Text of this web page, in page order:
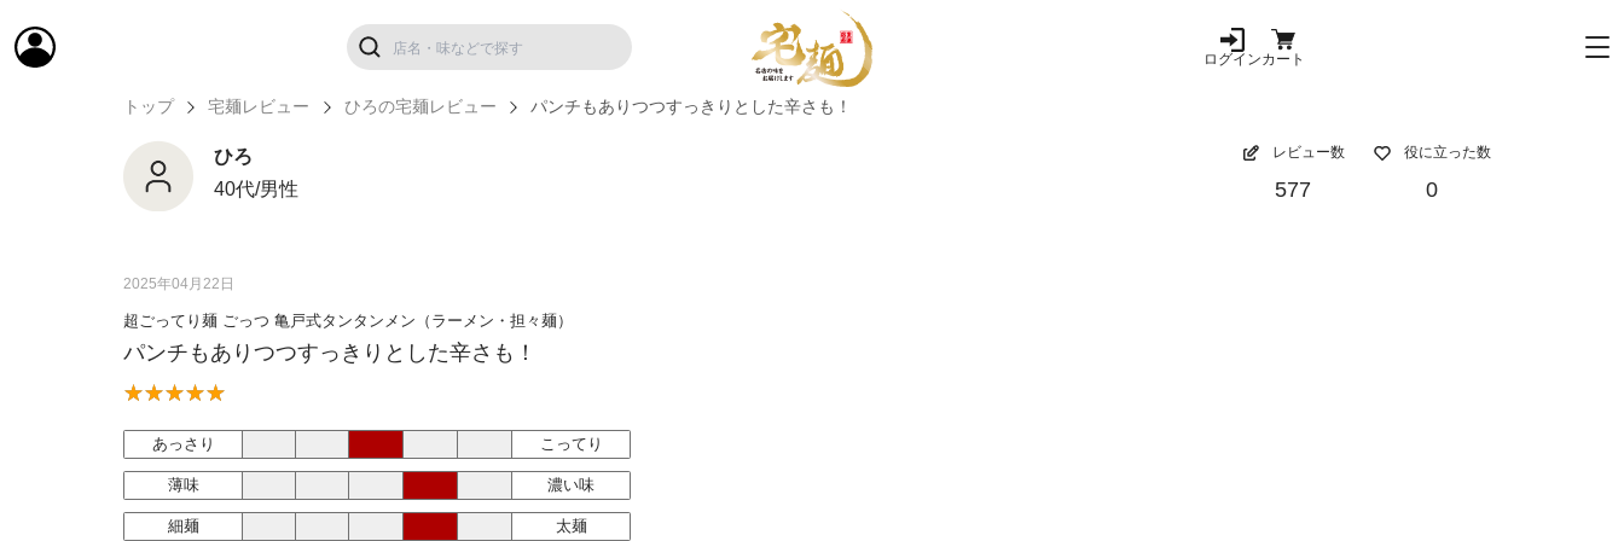
ログインカート
トップ 宅麺レビュー ひろの宅麺レビュー パンチもありつつすっきりとした辛さも！
ひろ
40代/男性
レビュー数
577
役に立った数
0
2025年04月22日
超ごってり麺 ごっつ 亀戸式タンタンメン（ラーメン・担々麺）
パンチもありつつすっきりとした辛さも！
あっさり こってり
薄味 濃い味
細麺 太麺